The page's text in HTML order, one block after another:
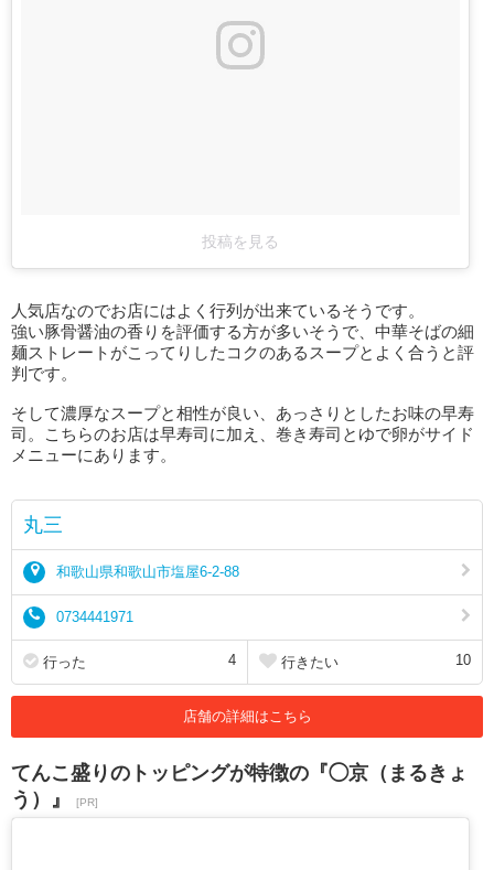
投稿を見る
人気店なのでお店にはよく行列が出来ているそうです。
強い豚骨醤油の香りを評価する方が多いそうで、中華そばの細
麺ストレートがこってりしたコクのあるスープとよく合うと評
判です。
そして濃厚なスープと相性が良い、あっさりとしたお味の早寿
司。こちらのお店は早寿司に加え、巻き寿司とゆで卵がサイド
メニューにあります。
丸三
和歌山県和歌山市塩屋6-2-88
0734441971
行った 4 行きたい 10
店舗の詳細はこちら
てんこ盛りのトッピングが特徴の『◯京（まるきょ
う）』
[PR]